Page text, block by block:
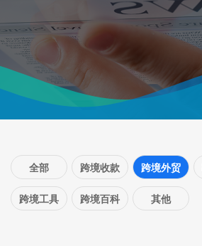
全部 跨境收款 跨境外贸
跨境工具 跨境百科 其他